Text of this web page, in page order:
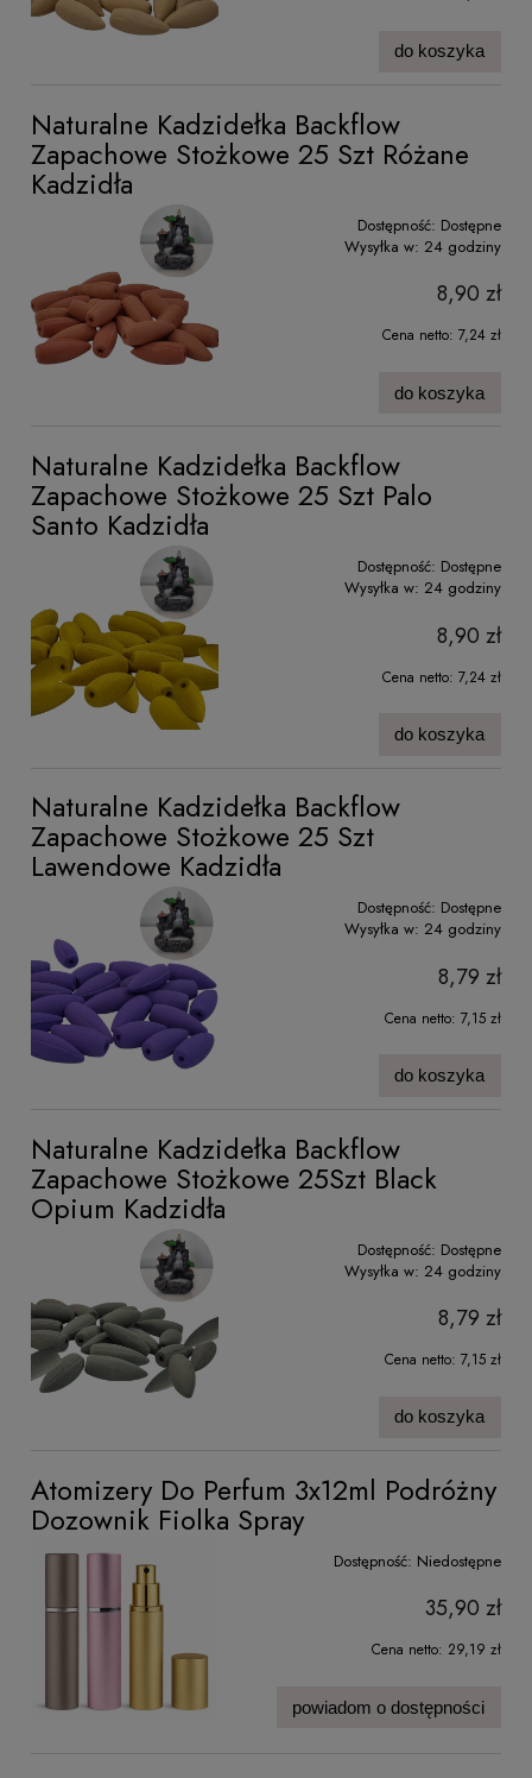
do koszyka
Naturalne Kadzidełka Backflow
Zapachowe Stożkowe 25 Szt Różane
Kadzidła
Dostępność: Dostępne
Wysyłka w: 24 godziny
8,90 zł
Cena netto: 7,24 zł
do koszyka
Naturalne Kadzidełka Backflow
Zapachowe Stożkowe 25 Szt Palo
Santo Kadzidła
Dostępność: Dostępne
Wysyłka w: 24 godziny
8,90 zł
Cena netto: 7,24 zł
do koszyka
Naturalne Kadzidełka Backflow
Zapachowe Stożkowe 25 Szt
Lawendowe Kadzidła
Dostępność: Dostępne
Wysyłka w: 24 godziny
8,79 zł
Cena netto: 7,15 zł
do koszyka
Naturalne Kadzidełka Backflow
Zapachowe Stożkowe 25Szt Black
Opium Kadzidła
Dostępność: Dostępne
Wysyłka w: 24 godziny
8,79 zł
Cena netto: 7,15 zł
do koszyka
Atomizery Do Perfum 3x12ml Podróżny
Dozownik Fiolka Spray
Dostępność: Niedostępne
35,90 zł
Cena netto: 29,19 zł
powiadom o dostępności